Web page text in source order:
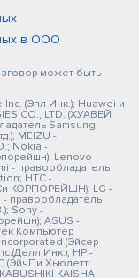
в ООО
может быть
(Эпл Инк.); Huawei и
CO., LTD. (ХУАВЕЙ
Samsung
MEIZU -
Nokia -
Lenovo -
- правообладатель
HTC -
Си КОРПОРЕЙШН); LG -
- правообладатель
Sony -
ASUS -
Компьютер
(Эйсер
Инк.); HP -
(ЭйчПи Хьюлетт
KAISHA